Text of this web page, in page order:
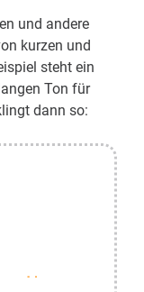
und andere
kurzen und
steht ein
Ton für
dann so: